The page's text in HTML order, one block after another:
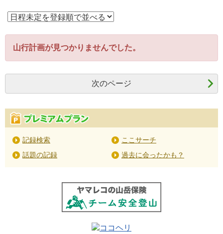
山行計画が見つかりませんでした。
次のページ
記録検索
ここサーチ
話題の記録
過去に会ったかも？